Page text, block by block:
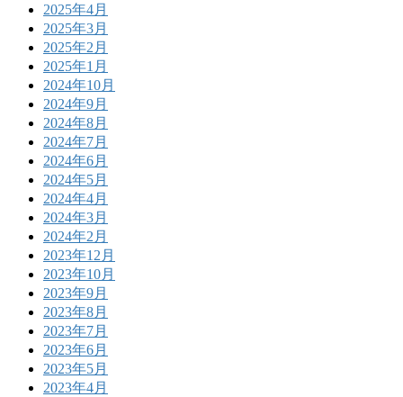
2025年4月
2025年3月
2025年2月
2025年1月
2024年10月
2024年9月
2024年8月
2024年7月
2024年6月
2024年5月
2024年4月
2024年3月
2024年2月
2023年12月
2023年10月
2023年9月
2023年8月
2023年7月
2023年6月
2023年5月
2023年4月